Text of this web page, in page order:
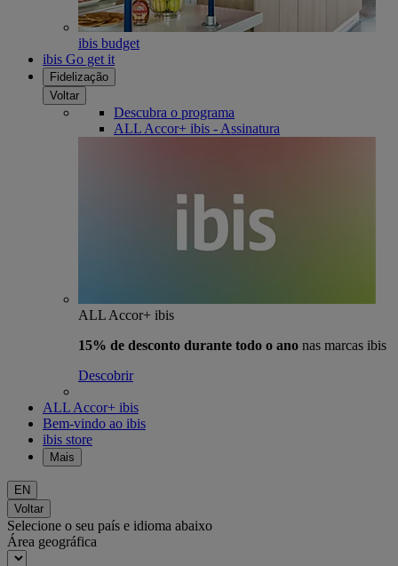
ibis budget
ibis Go get it
Fidelização
Voltar
Descubra o programa
ALL Accor+ ibis - Assinatura
ALL Accor+ ibis
15% de desconto durante todo o ano nas marcas ibis
Descobrir
ALL Accor+ ibis
Bem-vindo ao ibis
ibis store
Mais
EN
Voltar
Selecione o seu país e idioma abaixo
Área geográfica